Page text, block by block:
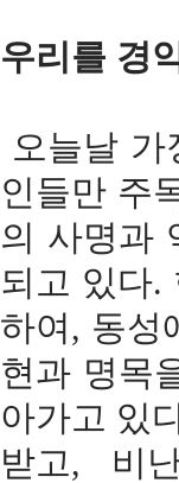
우리를 경
오늘날
인들만 주
의 사명과
되고 있다.
하여, 동성
현과 명목
아가고 있
받고, 비